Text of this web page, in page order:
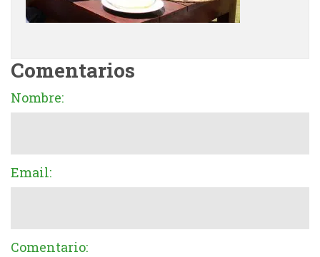
Comentarios
Nombre:
Email:
Comentario: